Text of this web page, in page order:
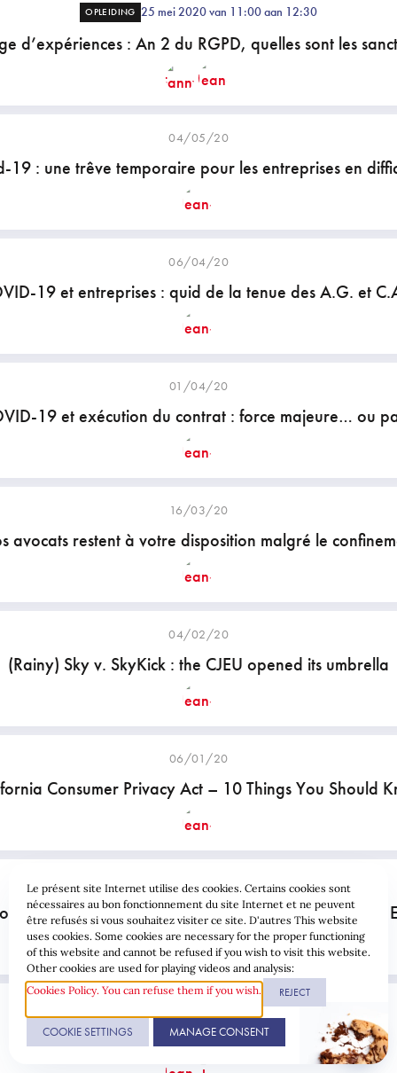
OPLEIDING 25 mei 2020 van 11:00 aan 12:30
d’expériences : An 2 du RGPD, quelles sont les
04/05/20
19 : une trêve temporaire pour les entreprises en
06/04/20
19 et entreprises : quid de la tenue des A.G. et
01/04/20
19 et exécution du contrat : force majeure… ou
16/03/20
avocats restent à votre disposition malgré le
04/02/20
(Rainy) Sky v. SkyKick : the CJEU opened its umbrella
06/01/20
Consumer Privacy Act – 10 Things You Should
21/01/20
Directive : no digital exhaustion according to the
Cybersécurité : un hôpital admis aux urgences …
Le présent site Internet utilise des cookies. Certains cookies sont
nécessaires au bon fonctionnement du site Internet et ne peuvent
être refusés si vous souhaitez visiter ce site. D'autres This website
uses cookies. Some cookies are necessary for the proper functioning
of this website and cannot be refused if you wish to visit this website.
Other cookies are used for playing videos and analysis:
Cookies Policy. You can refuse them if you wish.
REJECT
COOKIE SETTINGS MANAGE CONSENT